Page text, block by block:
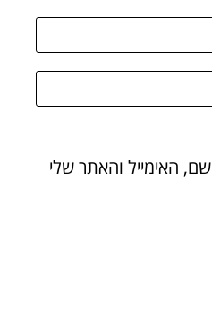
האימייל והאתר שלי